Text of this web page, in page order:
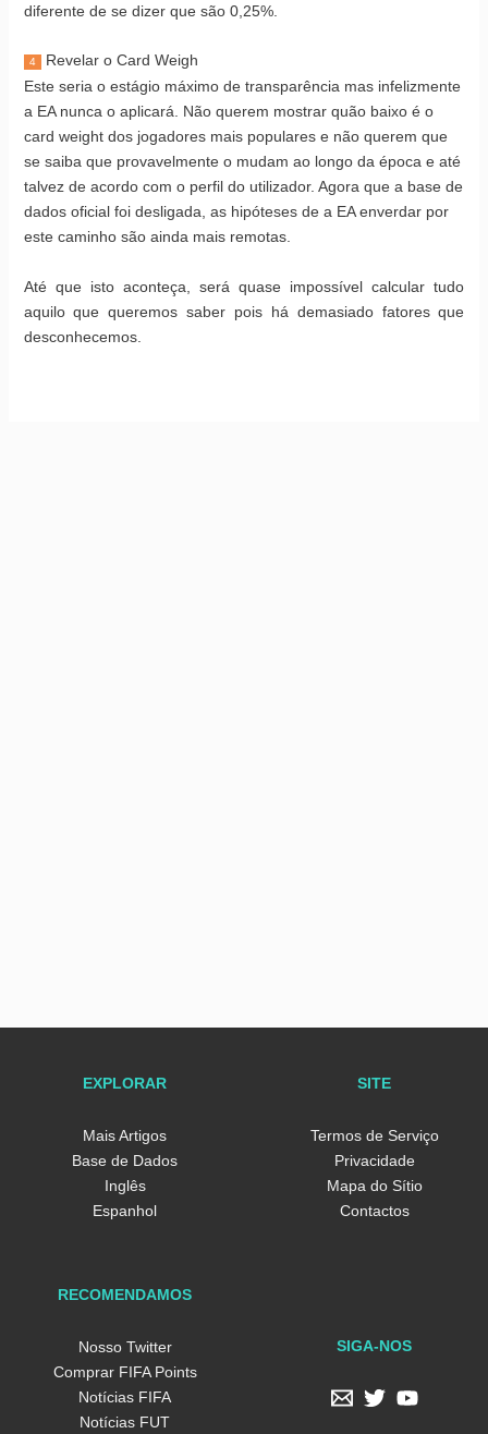
diferente de se dizer que são 0,25%.
4 Revelar o Card Weigh
Este seria o estágio máximo de transparência mas infelizmente
a EA nunca o aplicará. Não querem mostrar quão baixo é o
card weight dos jogadores mais populares e não querem que
se saiba que provavelmente o mudam ao longo da época e até
talvez de acordo com o perfil do utilizador. Agora que a base de
dados oficial foi desligada, as hipóteses de a EA enverdar por
este caminho são ainda mais remotas.
Até que isto aconteça, será quase impossível calcular tudo
aquilo que queremos saber pois há demasiado fatores que
desconhecemos.
EXPLORAR
Mais Artigos
Base de Dados
Inglês
Espanhol
SITE
Termos de Serviço
Privacidade
Mapa do Sítio
Contactos
RECOMENDAMOS
Nosso Twitter
Comprar FIFA Points
Notícias FIFA
Notícias FUT
SIGA-NOS